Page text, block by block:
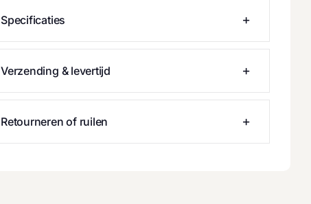
Specificaties
Verzending & levertijd
Retourneren of ruilen